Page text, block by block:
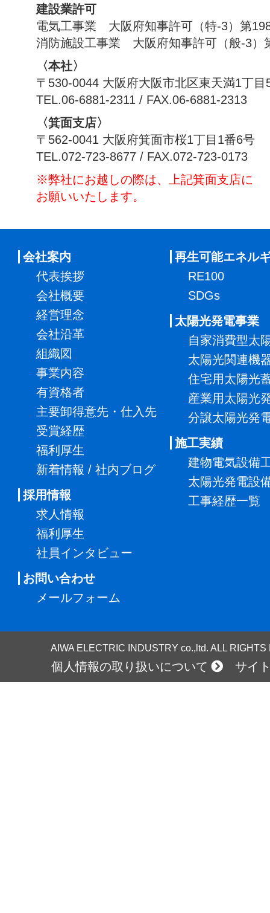
建設業許可
電気工事業 大阪府知事許可（特-3）第
消防施設工事業 大阪府知事許可（般-3）
〈本社〉
〒530-0044 大阪府大阪市北区東天満1丁目
TEL.06-6881-2311 / FAX.06-6881-2313
〈箕面支店〉
〒562-0041 大阪府箕面市桜1丁目1番6号
TEL.072-723-8677 / FAX.072-723-0173
※弊社にお越しの際は、上記箕面支店に
お願いいたします。
会社案内
代表挨拶
会社概要
経営理念
会社沿革
組織図
事業内容
有資格者
主要卸得意先・仕入先
受賞経歴
福利厚生
新着情報 / 社内ブログ
採用情報
求人情報
福利厚生
社員インタビュー
お問い合わせ
メールフォーム
再生可能エネル
RE100
SDGs
太陽光発電事業
自家消費型太
太陽光関連機
住宅用太陽光
産業用太陽光
分譲太陽光発
施工実績
建物電気設備
太陽光発電設
工事経歴一覧
AIWA ELECTRIC INDUSTRY co.,ltd. ALL
個人情報の取り扱いについて サイ